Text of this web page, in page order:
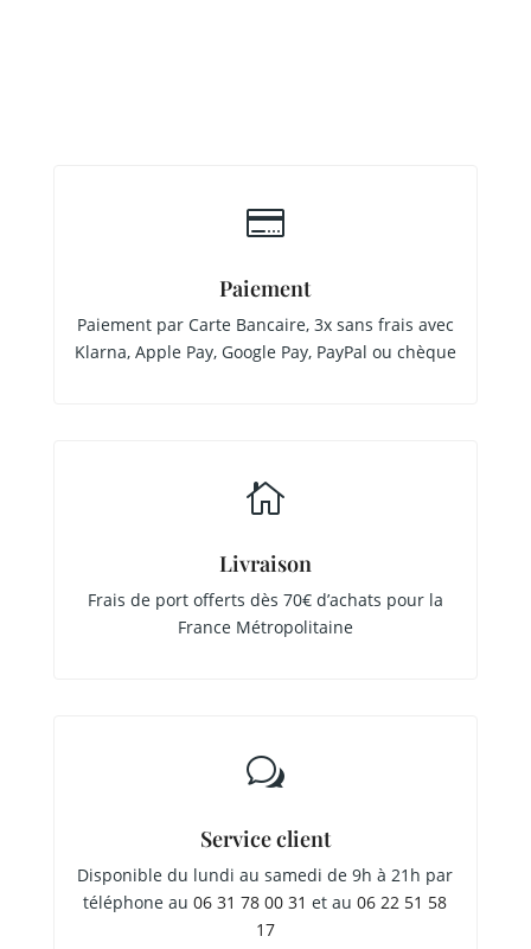

Paiement
Paiement par Carte Bancaire, 3x sans frais avec
Klarna, Apple Pay, Google Pay, PayPal ou chèque

Livraison
Frais de port offerts dès 70€ d’achats pour la
France Métropolitaine
w
Service client
Disponible du lundi au samedi de 9h à 21h par
téléphone au06 31 78 00 31 et au06 22 51 58
17